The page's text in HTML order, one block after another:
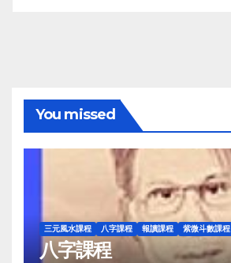
You missed
三元風水課程 八字課程 報讀課程 紫微斗數課程
八字課程